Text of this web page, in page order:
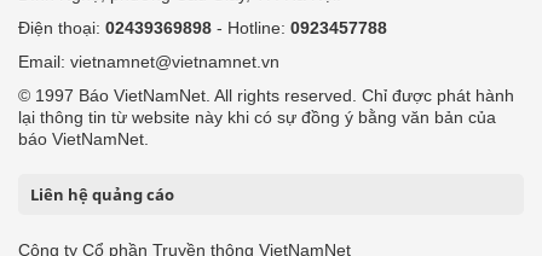
Điện thoại: 02439369898 - Hotline: 0923457788
Email: vietnamnet@vietnamnet.vn
© 1997 Báo VietNamNet. All rights reserved. Chỉ được phát hành
lại thông tin từ website này khi có sự đồng ý bằng văn bản của
báo VietNamNet.
Liên hệ quảng cáo
Công ty Cổ phần Truyền thông VietNamNet